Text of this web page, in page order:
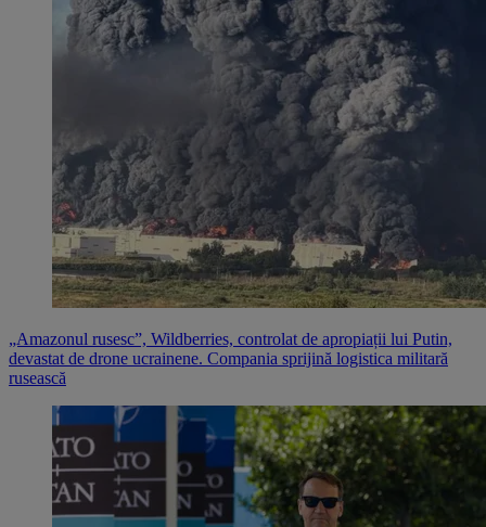
„Amazonul rusesc”, Wildberries, controlat de apropiații lui Putin,
devastat de drone ucrainene. Compania sprijină logistica militară
rusească